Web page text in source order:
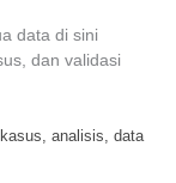
data di sini
dan validasi
analisis, data